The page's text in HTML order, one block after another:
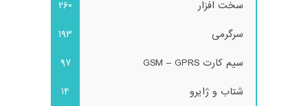
سخت افزار
260
سرگرمی
193
سیم کارت GSM – GPRS
97
شتاب و ژایرو
14